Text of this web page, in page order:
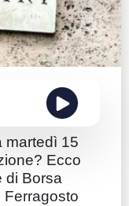
martedì 15
Ecco
di Borsa
Ferragosto